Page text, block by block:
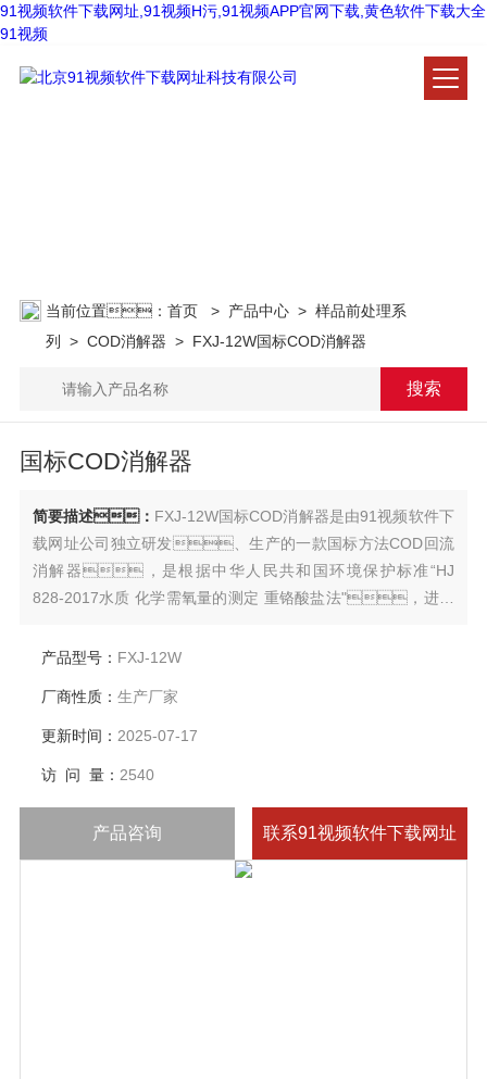
91视频软件下载网址,91视频H污,91视频APP官网下载,黄色软件下载大全
91视频
当前位置： 首页 > 产品中心> 样品前处理系
列
> COD消解器 > FXJ-12W国标COD消解器
国标COD消解器
简要描述： FXJ-12W国标COD消解器是由91视频软件下
载网址公司独立研发、生产的一款国标方法COD回流
消解器，是根据中华人民共和国环境保护标准“HJ
828-2017水质 化学需氧量的测定 重铬酸盐法"，进行
水、生活污水和工业废水中化学需氧量的测
产品型号： FXJ-12W
厂商性质： 生产厂家
更新时间： 2025-07-17
访 问 量： 2540
产品咨询 联系91视频软件下载网址